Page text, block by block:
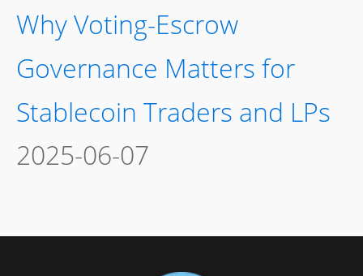
Why Voting-Escrow
Governance Matters for
Stablecoin Traders and LPs
2025-06-07